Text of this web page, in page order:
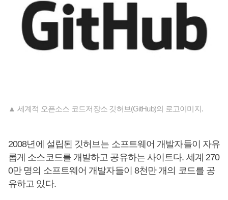
▲ 세계적 오픈소스 코드저장소 깃허브(GitHub)의 로고이미지.
2008년에 설립된 깃허브는 소프트웨어 개발자들이 자유
롭게 소스코드를 개발하고 공유하는 사이트다. 세계 270
0만 명의 소프트웨어 개발자들이 8천만 개의 코드를 공
유하고 있다.